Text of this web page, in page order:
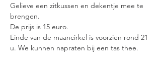
Gelieve een zitkussen en dekentje mee te
brengen.
De prijs is 15 euro.
Einde van de maancirkel is voorzien rond 21
u. We kunnen napraten bij een tas thee.